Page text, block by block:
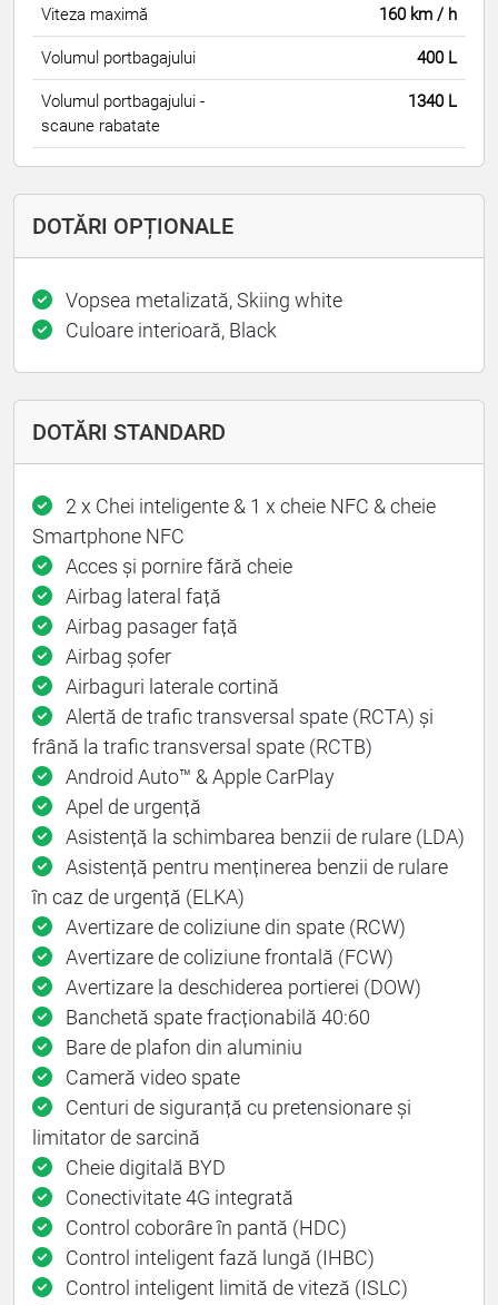
Viteza maximă 160 km / h
Volumul portbagajului 400 L
Volumul portbagajului -
scaune rabatate
1340 L
DOTĂRI OPȚIONALE
Vopsea metalizată, Skiing white
Culoare interioară, Black
DOTĂRI STANDARD
2 x Chei inteligente & 1 x cheie NFC & cheie
Smartphone NFC
Acces și pornire fără cheie
Airbag lateral față
Airbag pasager față
Airbag șofer
Airbaguri laterale cortină
Alertă de trafic transversal spate (RCTA) și
frână la trafic transversal spate (RCTB)
Android Auto™ & Apple CarPlay
Apel de urgență
Asistență la schimbarea benzii de rulare (LDA)
Asistență pentru menținerea benzii de rulare
în caz de urgență (ELKA)
Avertizare de coliziune din spate (RCW)
Avertizare de coliziune frontală (FCW)
Avertizare la deschiderea portierei (DOW)
Banchetă spate fracționabilă 40:60
Bare de plafon din aluminiu
Cameră video spate
Centuri de siguranță cu pretensionare și
limitator de sarcină
Cheie digitală BYD
Conectivitate 4G integrată
Control coborâre în pantă (HDC)
Control inteligent fază lungă (IHBC)
Control inteligent limită de viteză (ISLC)